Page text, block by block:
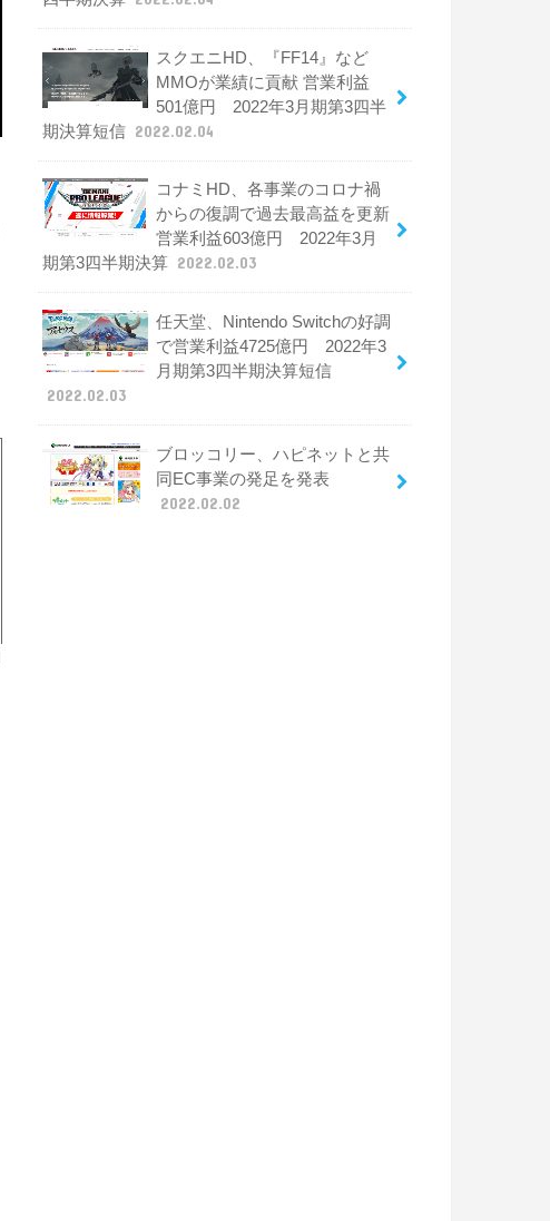
スクエニHD、『FF14』など
MMOが業績に貢献 営業利益
501億円 2022年3月期第3四半
期決算短信 2022.02.04
コナミHD、各事業のコロナ禍
からの復調で過去最高益を更新
営業利益603億円 2022年3月
期第3四半期決算 2022.02.03
任天堂、Nintendo Switchの好調
で営業利益4725億円 2022年3
月期第3四半期決算短信
2022.02.03
ブロッコリー、ハピネットと共
同EC事業の発足を発表
2022.02.02